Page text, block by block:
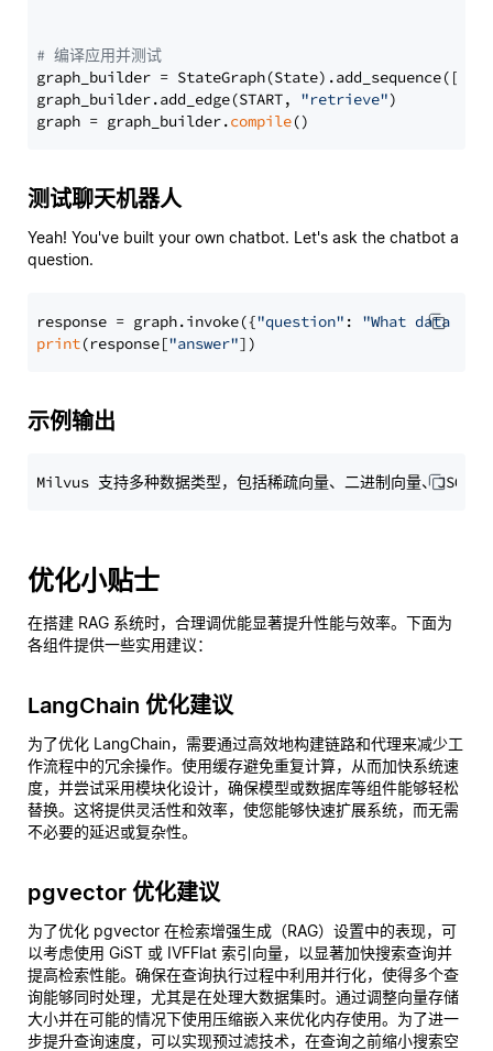
# 编译应用并测试
graph_builder =
graph_builder.add_edge(START, "retrieve")
graph = graph_builder.compile
测试聊天机器人
Yeah! You've built your own chatbot. Let's ask the chatbot a
question.
response = graph.invoke({"question" : "What data
print(response["answer"
示例输出
优化小贴士
在搭建 RAG 系统时，合理调优能显著提升性能与效率。下面为
各组件提供一些实用建议：
LangChain 优化建议
为了优化 LangChain，需要通过高效地构建链路和代理来减少工
作流程中的冗余操作。使用缓存避免重复计算，从而加快系统速
度，并尝试采用模块化设计，确保模型或数据库等组件能够轻松
替换。这将提供灵活性和效率，使您能够快速扩展系统，而无需
不必要的延迟或复杂性。
pgvector 优化建议
为了优化 pgvector 在检索增强生成（RAG）设置中的表现，可
以考虑使用 GiST 或 IVFFlat 索引向量，以显著加快搜索查询并
提高检索性能。确保在查询执行过程中利用并行化，使得多个查
询能够同时处理，尤其是在处理大数据集时。通过调整向量存储
大小并在可能的情况下使用压缩嵌入来优化内存使用。为了进一
步提升查询速度，可以实现预过滤技术，在查询之前缩小搜索空